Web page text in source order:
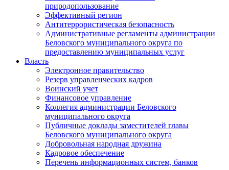
природопользование
Эффективный регион
Антитеррористическая безопасность
Административные регламенты администрации
Беловского муниципального округа по
предоставлению муниципальных услуг
Власть
Электронное правительство
Резерв управленческих кадров
Воинский учет
Финансовое управление
Коллегия администрации Беловского
муниципального округа
Публичные доклады заместителей главы
Беловского муниципального округа
Добровольная народная дружина
Кадровое обеспечение
Перечень информационных систем, банков